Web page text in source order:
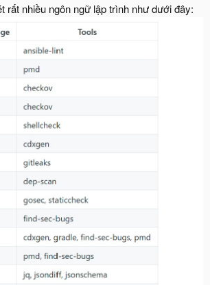
rất nhiều ngôn ngữ lập trình như dưới đây: